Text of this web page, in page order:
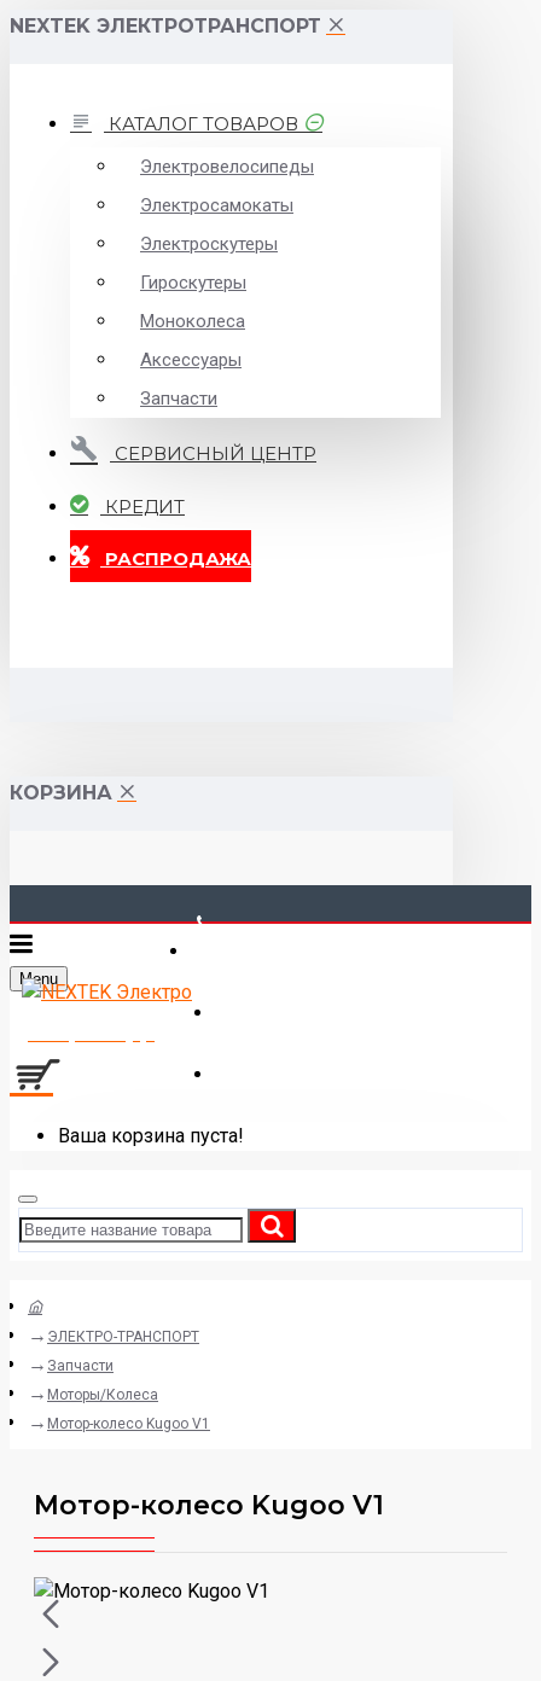
NEXTEK ЭЛЕКТРОТРАНСПОРТ
КАТАЛОГ ТОВАРОВ
Электровелосипеды
Электросамокаты
Электроскутеры
Гироскутеры
Моноколеса
Аксессуары
Запчасти
СЕРВИСНЫЙ ЦЕНТР
КРЕДИТ
РАСПРОДАЖА
КОРЗИНА
Menu
Ваша корзина пуста!
ЭЛЕКТРО-ТРАНСПОРТ
Запчасти
Моторы/Колеса
Мотор-колесо Kugoo V1
Мотор-колесо Kugoo V1